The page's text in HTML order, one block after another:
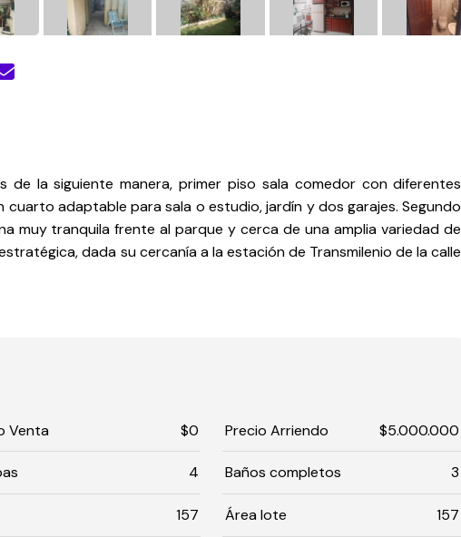
la siguiente manera, primer piso sala comedor con diferentes
adaptable para sala o estudio, jardín y dos garajes. Segundo
muy tranquila frente al parque y cerca de una amplia variedad de
dada su cercanía a la estación de Transmilenio de la calle
Venta $0 Precio Arriendo $5.000.000
4 Baños completos 3
157 Área lote 157